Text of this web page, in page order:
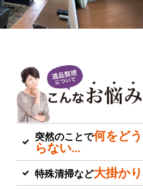
突然のことで何をど
らない…
特殊清掃など大掛か